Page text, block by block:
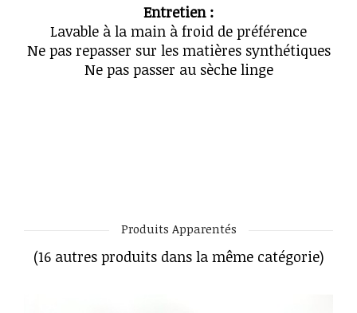
Entretien :
Lavable à la main à froid de préférence
Ne pas repasser sur les matières synthétiques
Ne pas passer au sèche linge
Produits Apparentés
(16 autres produits dans la même catégorie)